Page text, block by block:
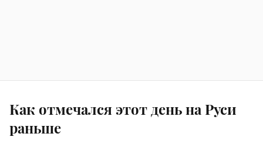
Как отмечался этот день на Руси
раньше